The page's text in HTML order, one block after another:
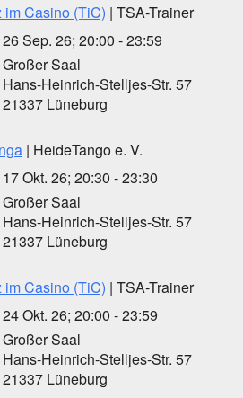
im Casino (TiC) | TSA-Trainer
26 Sep. 26; 20:00 - 23:59
Großer Saal
Hans-Heinrich-Stelljes-Str. 57
21337 Lüneburg
| HeideTango e. V.
17 Okt. 26; 20:30 - 23:30
Großer Saal
Hans-Heinrich-Stelljes-Str. 57
21337 Lüneburg
im Casino (TiC) | TSA-Trainer
24 Okt. 26; 20:00 - 23:59
Großer Saal
Hans-Heinrich-Stelljes-Str. 57
21337 Lüneburg